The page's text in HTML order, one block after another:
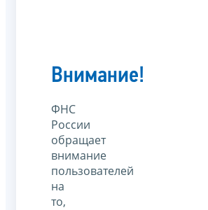
Внимание!
ФНС
России
обращает
внимание
пользователей
на
то,